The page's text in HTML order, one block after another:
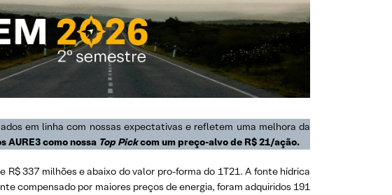
em linha com nossas expectativas e refletem uma melhora da
AURE3 como nossa Top Pickcom umpreço-alvode R$ 21/ação.
337 milhões e abaixo do valor pro-forma do 1T21. A fonte hídrica
compensado por maiores preços de energia, foram adquiridos 191